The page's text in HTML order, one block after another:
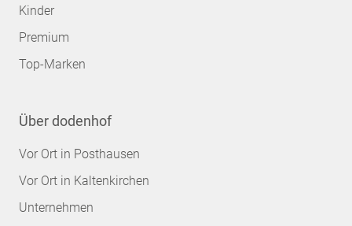
Kinder
Premium
Top-Marken
Über dodenhof
Vor Ort in Posthausen
Vor Ort in Kaltenkirchen
Unternehmen